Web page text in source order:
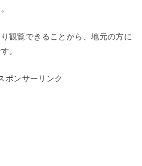
観覧できることから、地元の方に
。
ポンサーリンク